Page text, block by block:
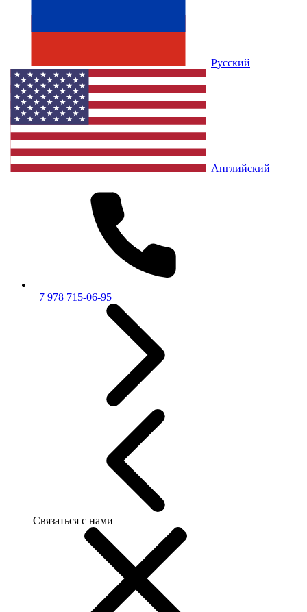
Русский
Английский
+7 978 715-06-95
Связаться с нами